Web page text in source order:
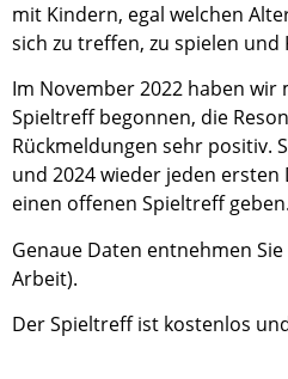
mit Kindern, egal welchen
sich zu treffen, zu spielen und
Im November 2022 haben wir
Spieltreff begonnen, die
Rückmeldungen sehr positiv.
und 2024 wieder jeden
einen offenen Spieltreff geben.
Genaue Daten entnehmen
Arbeit).
Der Spieltreff ist kostenlos